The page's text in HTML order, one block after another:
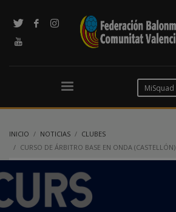
MiSquad
INICIO NOTICIAS
CLUBES
CURSO DE ÁRBITRO BASE EN ONDA (CASTELLÓN)